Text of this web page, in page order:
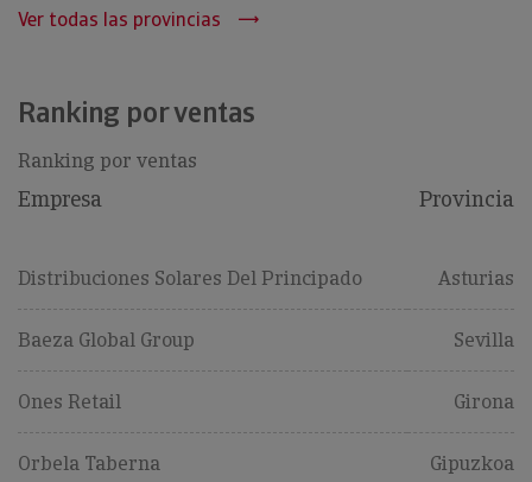
Ver todas las provincias
Ranking por ventas
Ranking por ventas
Empresa Provincia
Distribuciones Solares Del Principado Asturias
Baeza Global Group Sevilla
Ones Retail Girona
Orbela Taberna Gipuzkoa